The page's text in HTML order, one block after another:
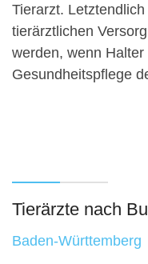
Tierarzt.
tierärztlichen
werden, wenn
Gesundheitspflege
Tierärzte nach
Baden-Württemberg